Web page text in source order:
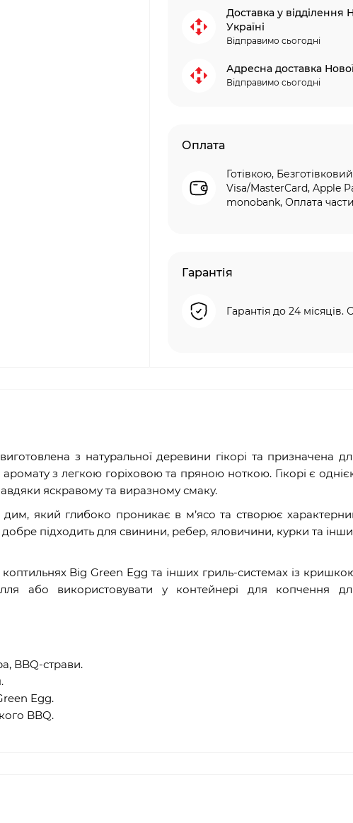
Доставка у відділення
Україні
Відправимо сьогодні
Адресна доставка
Відправимо сьогодні
Оплата
Готівкою,
Visa/MasterCard, Apple
monobank, Оплата
Гарантія
Гарантія до 24
з натуральної деревини гікорі та призначена
з легкою горіховою та пряною ноткою. Гікорі є
яскравому та виразному смаку.
дим, який глибоко проникає в м’ясо та створює
підходить для свинини, ребер, яловичини, курки та
Big Green Egg та інших гриль-системах із
або використовувати у контейнері для копчення
BBQ-страви.
Egg.
BBQ.